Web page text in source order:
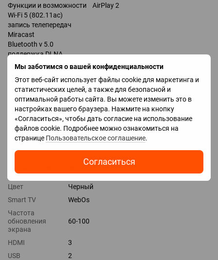
Мы заботимся о вашей конфиденциальности
Этот веб-сайт использует файлы cookie для маркетинга и
статистических целей, а также для безопасной и
оптимальной работы сайта. Вы можете изменить это в
настройках вашего браузера. Нажмите на кнопку
«Согласиться», чтобы дать согласие на использование
файлов cookie. Подробнее можно ознакомиться на
странице Пользовательское соглашение.
Согласиться
Функции и возможности AirPlay 2
Wi-Fi 5 (802.11ac)
запись телепередач
Miracast
Bluetooth v 5.0
поддержка DLNA
управление голосом
Google Assistant
Разъемы
Входы USB
LAN
HDMI 3 шт
Версия HDMI v 2.0
Выходы оптический
Цвет
Черный
Smart TV
WebOs
Частота
обновления
экрана
60-100
HDMI
3
USB
2